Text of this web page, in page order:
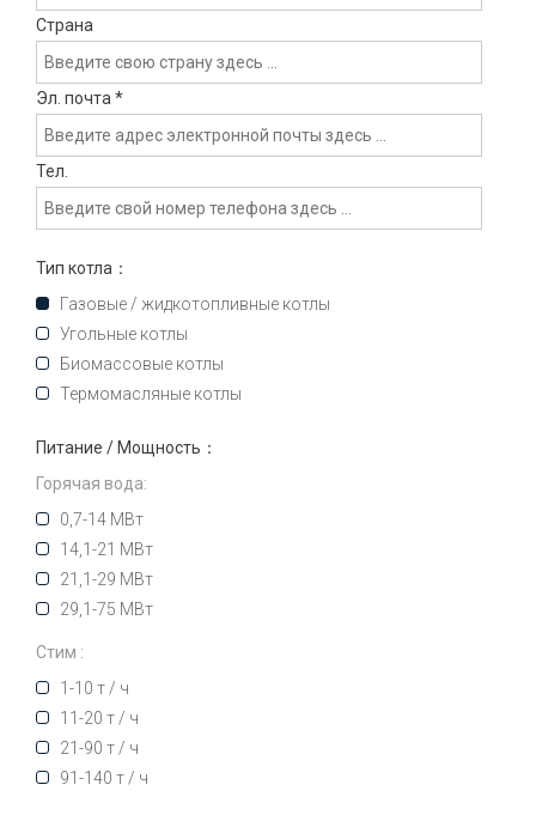
Страна
Эл. почта *
Тел.
Тип котла：
Газовые / жидкотопливные котлы
Угольные котлы
Биомассовые котлы
Термомасляные котлы
Питание / Мощность：
Горячая вода:
0,7-14 МВт
14,1-21 МВт
21,1-29 МВт
29,1-75 МВт
Стим :
1-10 т / ч
11-20 т / ч
21-90 т / ч
91-140 т / ч